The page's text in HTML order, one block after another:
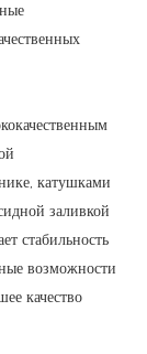
катушками
заливкой
стабильность
возможности
качество